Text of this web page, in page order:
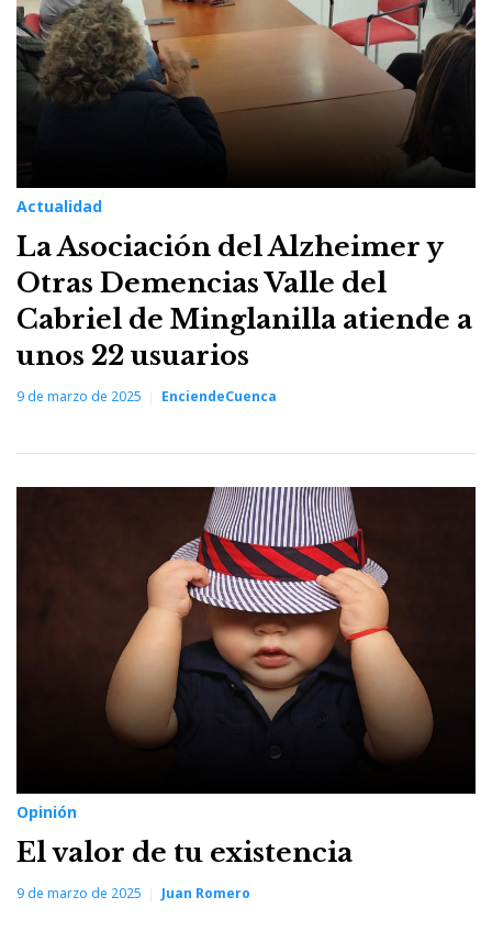
Actualidad
La Asociación del Alzheimer y
Otras Demencias Valle del
Cabriel de Minglanilla atiende a
unos 22 usuarios
9 de marzo de 2025 EnciendeCuenca
Opinión
El valor de tu existencia
9 de marzo de 2025 Juan Romero